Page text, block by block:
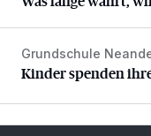
Kinder spenden ihre
Grundschule
Kinder spenden